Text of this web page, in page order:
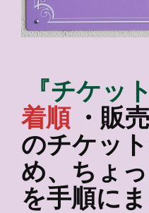
『チケッ
着順 ・販
のチケッ
め、ちょ
を手順に